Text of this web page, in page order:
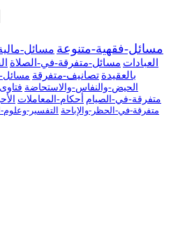
مسائل-فقهية-متنوعة مسائل-
العبادات مسائل-متفرقة-في-الصلاة
بالعقيدة تصانيف-متفرقة
الحيض-والنفاس-والاستحاضة
متفرقة-في-الصيام أحكام-المعاملات
متفرقة-في-الحظر-والإباحة التفسير-